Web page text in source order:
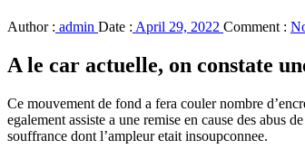
Author : admin Date : April 29, 2022 Comment :
A le car actuelle, on constate
Ce mouvement de fond a fera couler nombre
egalement assiste a une remise en cause des abus
souffrance dont l’ampleur etait insoupconnee.